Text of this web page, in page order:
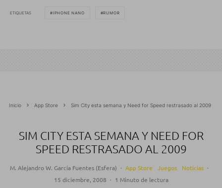
ETIQUETAS IPHONE NANO RUMOR
Inicio App Store Sim City esta semana y Need for Speed restrasado al 2009
SIM CITY ESTA SEMANA Y NEED FOR
SPEED RESTRASADO AL 2009
M. Alejandro W. García Fuentes (Esfera) · App Store Juegos Noticias ·
15 diciembre, 2008 · 1 Minuto de lectura